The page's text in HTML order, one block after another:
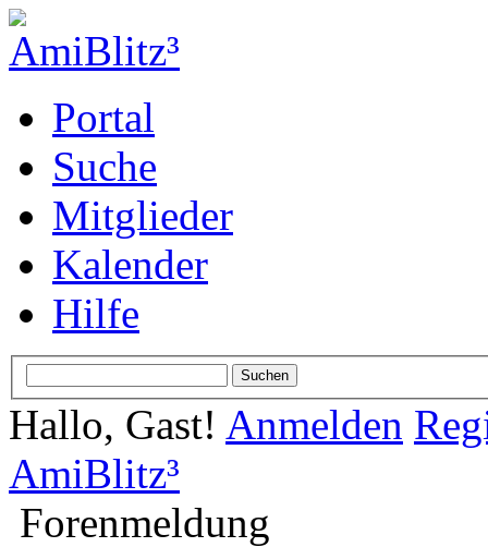
Portal
Suche
Mitglieder
Kalender
Hilfe
Hallo, Gast! Anmelden
AmiBlitz³
Forenmeldung